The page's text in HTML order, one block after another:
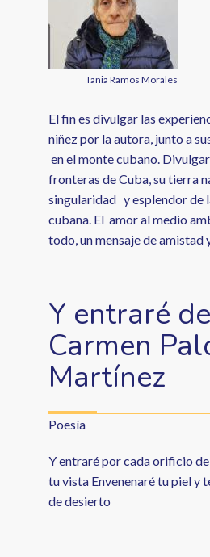
Tania Ramos Morales
El fin es divulgar las
niñez por la autora, junto a
en el monte cubano.
fronteras de Cuba, su tierra
singularidad y esplendor de
cubana. El amor al medio
todo, un mensaje de amistad
Y entraré de
Carmen
Martínez
Poesía
Y entraré por cada orificio
tu vista Envenenaré tu piel y
de desierto